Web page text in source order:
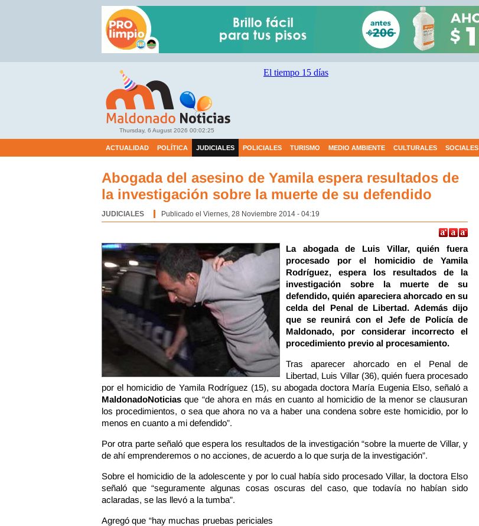
Thursday, 6 August 2026 00:02:26
ACTUALIDAD POLÍTICA JUDICIALES POLICIALES TURISMO MEDIO AMBIENTE CULTURALES SOCIALES
Abogada del asesino de Yamila espera resultados de
la investigación sobre la muerte de su defendido
JUDICIALES Publicado el Viernes, 28 Noviembre 2014 - 04:19
La abogada de Luis Villar, quién fuera
procesado por el homicidio de Yamila
Rodríguez, espera los resultados de la
investigación sobre la muerte de su
defendido, quién apareciera ahorcado en su
celda del Penal de Libertad. Además dijo
que se reunirá con el Jefe de Policía de
Maldonado, por considerar incorrecto el
procedimiento previo al procesamiento.
Tras aparecer ahorcado en el Penal de
Libertad, Luis Villar (36), quién fuera procesado
por el homicidio de Yamila Rodríguez (15), su abogada doctora María Eugenia Elso, señaló a
MaldonadoNoticias que “de ahora en más en cuanto al homicidio de la menor se clausuran
los procedimientos, o sea que ahora no va a haber una condena sobre este homicidio, por lo
menos en cuanto a mi defendido”.
Por otra parte señaló que espera los resultados de la investigación “sobre la muerte de Villar, y
de ahí emprenderemos o no acciones, de acuerdo a lo que surja de la investigación”.
Sobre el homicidio de la adolescente y por lo cual había sido procesado Villar, la doctora Elso
señaló que “seguramente algunas cosas oscuras del caso, que todavía no habían sido
aclaradas, se las llevó a la tumba”.
Agregó que “hay muchas pruebas periciales